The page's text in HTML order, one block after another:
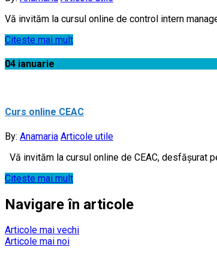
Vă invităm la cursul online de control intern
Citeste mai mult
04 ianuarie
Curs online CEAC
By: Anamaria Articole utile
Vă invităm la cursul online de CEAC, desfășurat
Citeste mai mult
Navigare în articole
Articole mai vechi
Articole mai noi